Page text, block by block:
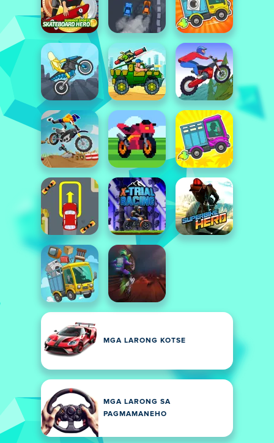
MGA LARONG KOTSE
MGA LARONG SA
PAGMAMANEHO